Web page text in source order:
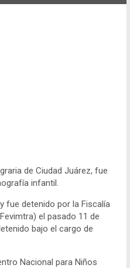
de Ciudad Juárez, fue
infantil.
fue detenido por la Fiscalía
el pasado 11 de
bajo el cargo de
Nacional para Niños